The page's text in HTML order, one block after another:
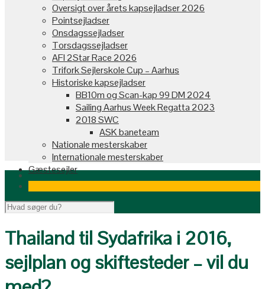
Oversigt over årets kapsejladser 2026
Pointsejladser
Onsdagssejladser
Torsdagssejladser
AFI 2Star Race 2026
Trifork Sejlerskole Cup – Aarhus
Historiske kapsejladser
BB10m og Scan-kap 99 DM 2024
Sailing Aarhus Week Regatta 2023
2018 SWC
ASK baneteam
Nationale mesterskaber
Internationale mesterskaber
Gæstesejler
Thailand til Sydafrika i 2016,
sejlplan og skiftesteder – vil du